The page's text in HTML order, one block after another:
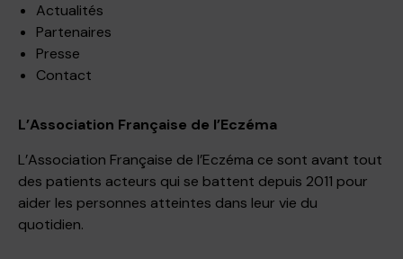
Actualités
Partenaires
Presse
Contact
L’Association Française de l’Eczéma
L’Association Française de l’Eczéma ce sont avant tout
des patients acteurs qui se battent depuis 2011 pour
aider les personnes atteintes dans leur vie du
quotidien.